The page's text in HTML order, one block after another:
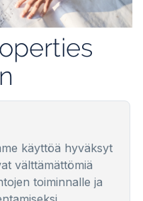
käyttöä hyväksyt
välttämättömiä
toiminnalle ja
developments are
the fields of design
and residential
integrated
every detail is